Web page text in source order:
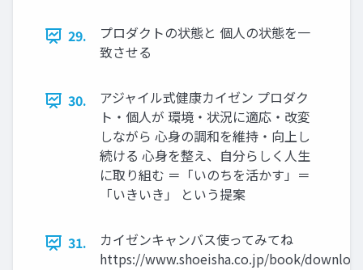
29.
プロダクトの状態と 個人の状態を一
致させる
30.
アジャイル式健康カイゼン プロダク
ト・個人が 環境・状況に適応・改変
しながら 心身の調和を維持・向上し
続ける 心身を整え、自分らしく人生
に取り組む ＝「いのちを活かす」＝
「いきいき」 という提案
31.
カイゼンキャンバス使ってみてね
https://www.shoeisha.co.jp/book/